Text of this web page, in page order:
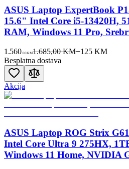
ASUS Laptop ExpertBook
15.6" Intel Core i5-13420H,
RAM, Windows 11 Pro,
1.560 00KM1.685,00 KM−125KM
Besplatna dostava
Akcija
ASUS Laptop ROG Strix
Intel Core Ultra 9 275HX,
Windows 11 Home, NVIDIA